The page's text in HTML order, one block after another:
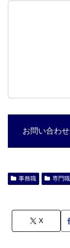
お問い合わせ
事務職 専門職
X